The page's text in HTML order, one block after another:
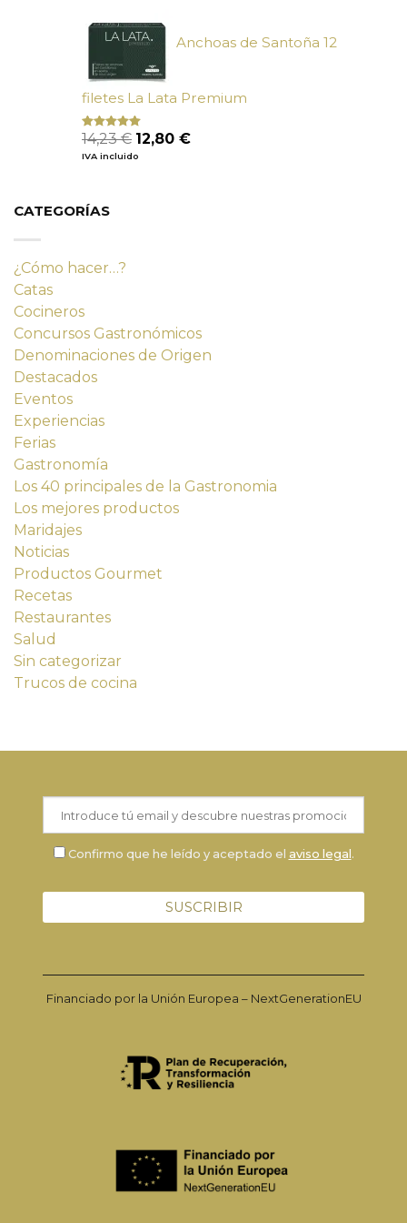
9,90 €.
Anchoas de Santoña 12
filetes La Lata Premium
Valorado
con
de 5
14,23€ El
precio
12,80 €El
IVA incluido
CATEGORÍAS
¿Cómo hacer…?
Catas
Cocineros
Concursos Gastronómicos
Denominaciones de Origen
Destacados
Eventos
Experiencias
Ferias
Gastronomía
Los 40 principales de la Gastronomia
Los mejores productos
Maridajes
Noticias
Productos Gourmet
Recetas
Restaurantes
Salud
Sin categorizar
Trucos de cocina
Confirmo que he leído y aceptado el aviso legal.
Financiado por la Unión Europea – NextGenerationEU